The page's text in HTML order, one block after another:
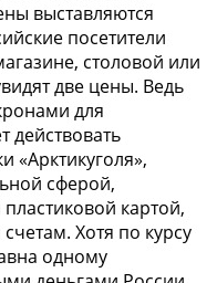
выставляются
посетители
столовой или
две цены. Ведь
для
действовать
«Арктикуголя»,
сферой,
картой,
Хотя по курсу
одному